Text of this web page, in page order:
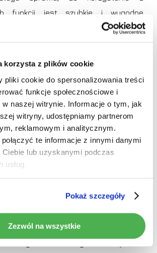
korzysta z plików cookie
pliki cookie do spersonalizowania treści
funkcje społecznościowe i
w naszej witrynie. Informacje o tym, jak
witryny, udostępniamy partnerom
reklamowym i analitycznym.
te informacje z innymi danymi
lub uzyskanymi podczas
Pokaż szczegóły
Zezwól na wszystkie
produktów w koszyku.
Idź do sklepu
funkcji jest szybkie i wygodne
podróży. Dzięki możliwości
konfiguracji interfejsu,radio
jazdy.
radio
dotykowe
i kamerą
radio samochodowe dotykowe
aktualizacje oprogramowania oraz
w przyszłości. Dzięki temu